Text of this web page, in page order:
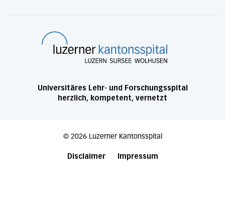
Universitäres Lehr- und Forschungsspital
herzlich, kompetent, vernetzt
© 2026 Luzerner Kantonsspital
Disclaimer Impressum